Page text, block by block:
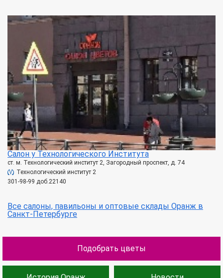
Салон у Технологического Института
ст. м. Технологический институт 2, Загородный проспект, д. 74
Технологический институт 2
301-98-99 доб.22140
Все салоны, павильоны и оптовые склады Оранж в
Санкт-Петербурге
Подобрать цветы